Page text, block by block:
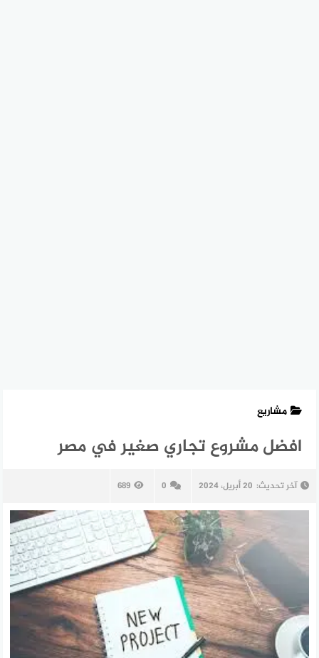
مشاريع
افضل مشروع تجاري صغير في مصر
آخر تحديث: 20 أبريل، 2024 0
689